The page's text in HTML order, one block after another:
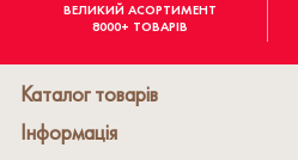
ВЕЛИКИЙ АСОРТИМЕНТ
8000+ ТОВАРІВ
Каталог товарів
Інформація